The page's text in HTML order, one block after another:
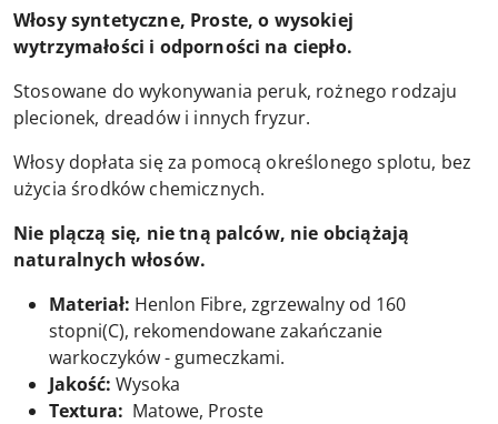
Włosy syntetyczne, Proste, o wysokiej
wytrzymałości i odporności na ciepło.
Stosowane do wykonywania peruk, rożnego rodzaju
plecionek, dreadów i innych fryzur.
Włosy dopłata się za pomocą określonego splotu, bez
użycia środków chemicznych.
Nie plączą się, nie tną palców, nie obciążają
naturalnych włosów.
Materiał: Henlon Fibre, zgrzewalny od 160
stopni(C), rekomendowane zakańczanie
warkoczyków - gumeczkami.
Jakość: Wysoka
Textura: Matowe, Proste